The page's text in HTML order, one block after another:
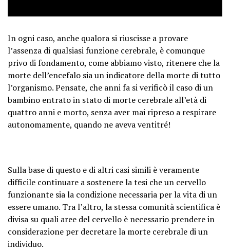
In ogni caso, anche qualora si riuscisse a provare
l’assenza di qualsiasi funzione cerebrale, è comunque
privo di fondamento, come abbiamo visto, ritenere che la
morte dell’encefalo sia un indicatore della morte di tutto
l’organismo. Pensate, che anni fa si verificò il caso di un
bambino entrato in stato di morte cerebrale all’età di
quattro anni e morto, senza aver mai ripreso a respirare
autonomamente, quando ne aveva ventitré!
Sulla base di questo e di altri casi simili è veramente
difficile continuare a sostenere la tesi che un cervello
funzionante sia la condizione necessaria per la vita di un
essere umano. Tra l’altro, la stessa comunità scientifica è
divisa su quali aree del cervello è necessario prendere in
considerazione per decretare la morte cerebrale di un
individuo.